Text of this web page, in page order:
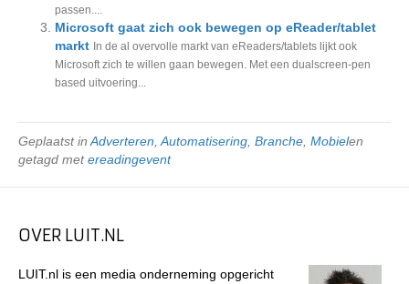
passen....
Microsoft gaat zich ook bewegen op eReader/tablet
markt In de al overvolle markt van eReaders/tablets lijkt ook
Microsoft zich te willen gaan bewegen. Met een dualscreen-pen
based uitvoering...
Geplaatst inAdverteren,Automatisering, Branche, Mobielen
getagd metereadingevent
OVER LUIT.NL
LUIT.nl is een media onderneming opgericht